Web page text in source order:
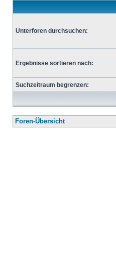
Unterforen durchsuchen:
Ergebnisse sortieren nach:
Suchzeitraum begrenzen:
Foren-Übersicht